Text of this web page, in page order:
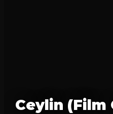
Ceylin (Film